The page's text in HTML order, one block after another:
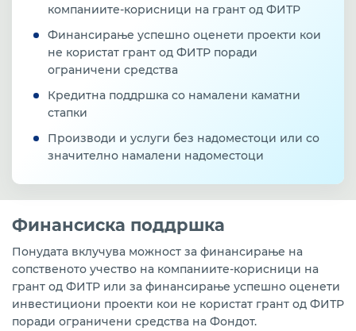
компаниите-корисници на грант од ФИТР
Финансирање успешно оценети проекти кои
не користат грант од ФИТР поради
ограничени средства
Кредитна поддршка со намалени каматни
стапки
Производи и услуги без надоместоци или со
значително намалени надоместоци
Финансиска поддршка
Понудата вклучува можност за финансирање на
сопственото учество на компаниите-корисници на
грант од ФИТР или за финансирање успешно оценети
инвестициони проекти кои не користат грант од ФИТР
поради ограничени средства на Фондот.